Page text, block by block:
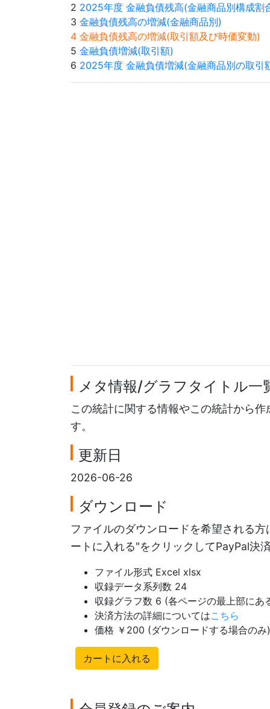
2 2025年度 金融負債残高(金融商品別構成割
3 金融負債残高の増減(金融商品別)
4 金融負債残高の増減(取引額及び時価変動)
5 金融負債増減(取引額)
6 2025年度 金融負債増減(金融商品別の取引
メタ情報/グラフタイトル一
この統計に関する情報やこの統計から
す。
更新日
2026-06-26
ダウンロード
ファイルのダウンロードを希望される
ートに入れる"をクリックしてPayPal決
ファイル形式 Excel xlsx
収録データ系列数 24
収録グラフ数 6 (各ページの最上部に
決済方法の詳細についてはこちら
価格 ￥200 (ダウンロードする場合のみ)
カートに入れる